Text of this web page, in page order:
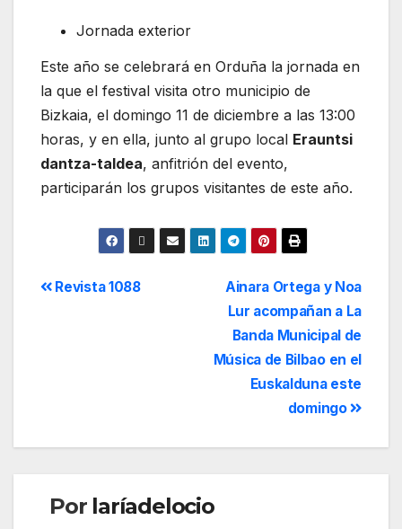
Jornada exterior
Este año se celebrará en Orduña la jornada en
la que el festival visita otro municipio de
Bizkaia, el domingo 11 de diciembre a las 13:00
horas, y en ella, junto al grupo local Erauntsi
dantza-taldea, anfitrión del evento,
participarán los grupos visitantes de este año.
Ainara Ortega y Noa
Lur acompañan a La
Banda Municipal de
Música de Bilbao en el
Euskalduna este
domingo
Revista 1088
Por laríadelocio